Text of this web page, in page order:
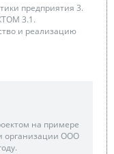
предприятия 3.
3.1.
и реализацию
на примере
организации ООО